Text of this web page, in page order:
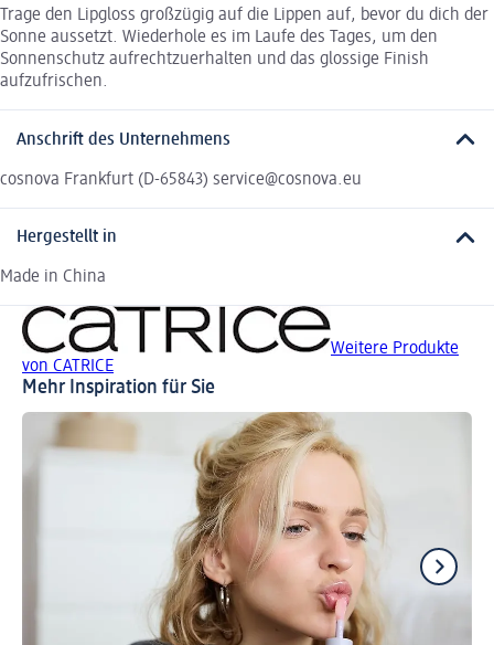
Trage den Lipgloss großzügig auf die Lippen auf, bevor du dich der
Sonne aussetzt. Wiederhole es im Laufe des Tages, um den
Sonnenschutz aufrechtzuerhalten und das glossige Finish
aufzufrischen.
Anschrift des Unternehmens
cosnova Frankfurt (D-65843) service@cosnova.eu
Hergestellt in
Made in China
Weitere Produkte
von CATRICE
Mehr Inspiration für Sie